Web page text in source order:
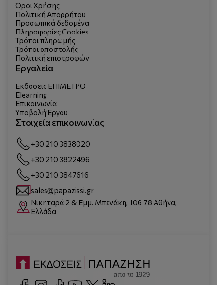
Όροι Χρήσης
Πολιτική Απορρήτου
Προσωπικά δεδομένα
Πληροφορίες Cookies
Τρόποι πληρωμής
Τρόποι αποστολής
Πολιτική επιστροφών
Εργαλεία
Εκδόσεις ΕΠΙΜΕΤΡΟ
Elearning
Επικοινωνία
Υποβολή Έργου
Στοιχεία επικοινωνίας
+30 210 3838020
+30 210 3822496
+30 210 3847616
sales@papazissi.gr
Νικηταρά 2 & Εμμ. Μπενάκη, 106 78 Αθήνα,
Ελλάδα